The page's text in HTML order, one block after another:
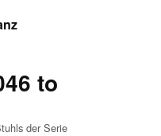
to
der Serie